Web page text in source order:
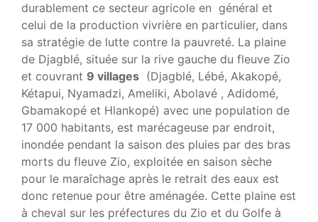
durablement ce secteur agricole en général et
celui de la production vivrière en particulier, dans
sa stratégie de lutte contre la pauvreté. La plaine
de Djagblé, située sur la rive gauche du fleuve Zio
et couvrant 9 villages (Djagblé, Lébé, Akakopé,
Kétapui, Nyamadzi, Ameliki, Abolavé , Adidomé,
Gbamakopé et Hlankopé) avec une population de
17 000 habitants, est marécageuse par endroit,
inondée pendant la saison des pluies par des bras
morts du fleuve Zio, exploitée en saison sèche
pour le maraîchage après le retrait des eaux est
donc retenue pour être aménagée. Cette plaine est
à cheval sur les préfectures du Zio et du Golfe à